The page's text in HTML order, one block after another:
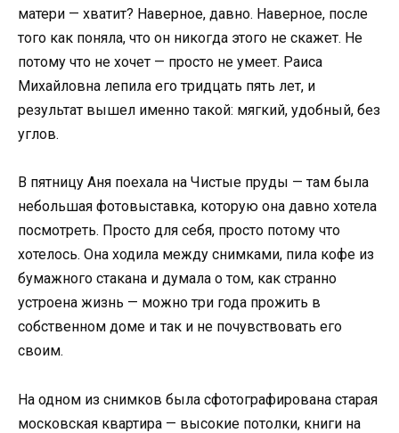
матери — хватит? Наверное, давно. Наверное, после
того как поняла, что он никогда этого не скажет. Не
потому что не хочет — просто не умеет. Раиса
Михайловна лепила его тридцать пять лет, и
результат вышел именно такой: мягкий, удобный, без
углов.
В пятницу Аня поехала на Чистые пруды — там была
небольшая фотовыставка, которую она давно хотела
посмотреть. Просто для себя, просто потому что
хотелось. Она ходила между снимками, пила кофе из
бумажного стакана и думала о том, как странно
устроена жизнь — можно три года прожить в
собственном доме и так и не почувствовать его
своим.
На одном из снимков была сфотографирована старая
московская квартира — высокие потолки, книги на